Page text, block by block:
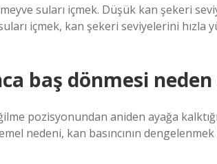
suları içmek. Düşük kan şekeri
içmek, kan şekeri seviyelerini hızla
baş dönmesi
pozisyonundan aniden ayağa
nedeni, kan basıncının